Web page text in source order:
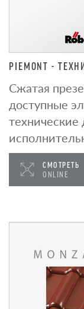
PIEMONT -
Сжатая
доступные
СМОТРЕТЬ
ONLINE